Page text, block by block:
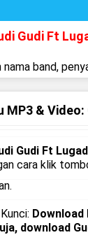
Gudi Ft
nama band,
MP3 &
Gudi Ft
cara klik
Download
download